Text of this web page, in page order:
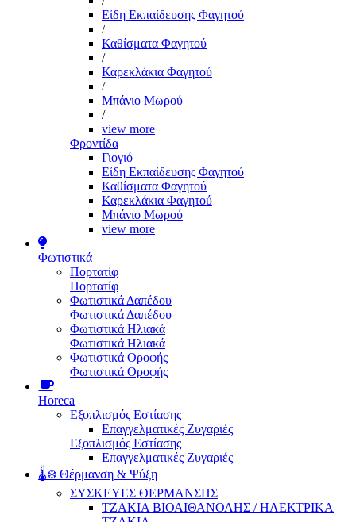
Είδη Εκπαίδευσης Φαγητού
/
Καθίσματα Φαγητού
/
Καρεκλάκια Φαγητού
/
Μπάνιο Μωρού
/
view more
Φροντίδα
Γιογιό
Είδη Εκπαίδευσης Φαγητού
Καθίσματα Φαγητού
Καρεκλάκια Φαγητού
Μπάνιο Μωρού
view more
Φωτιστικά
Πορτατίφ
Πορτατίφ
Φωτιστικά Δαπέδου
Φωτιστικά Δαπέδου
Φωτιστικά Ηλιακά
Φωτιστικά Ηλιακά
Φωτιστικά Οροφής
Φωτιστικά Οροφής
Horeca
Εξοπλισμός Εστίασης
Επαγγελματικές Ζυγαριές
Εξοπλισμός Εστίασης
Επαγγελματικές Ζυγαριές
🌡️❄️ Θέρμανση & Ψύξη
ΣΥΣΚΕΥΕΣ ΘΕΡΜΑΝΣΗΣ
ΤΖΑΚΙΑ ΒΙΟΑΙΘΑΝΟΛΗΣ / ΗΛΕΚΤΡΙΚΑ